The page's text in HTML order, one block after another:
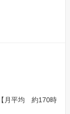
月平均 約170時